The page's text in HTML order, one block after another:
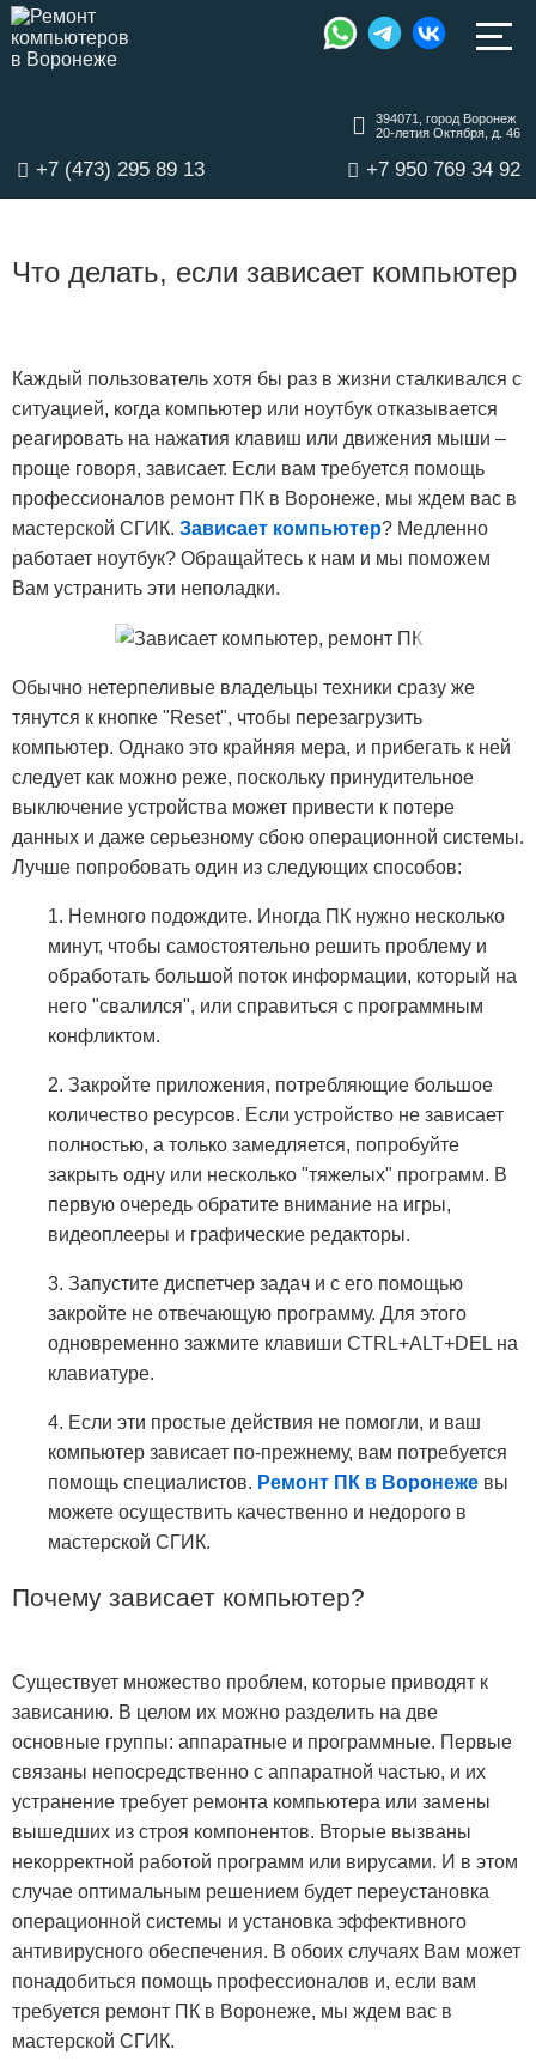
394071, город Воронеж
20-летия Октября, д. 46
+7 (473) 295 89 13 +7 950 769 34 92
Что делать, если зависает компьютер
Каждый пользователь хотя бы раз в жизни сталкивался с
ситуацией, когда компьютер или ноутбук отказывается
реагировать на нажатия клавиш или движения мыши –
проще говоря, зависает. Если вам требуется помощь
профессионалов ремонт ПК в Воронеже, мы ждем вас в
мастерской СГИК. Зависает компьютер? Медленно
работает ноутбук? Обращайтесь к нам и мы поможем
Вам устранить эти неполадки.
Обычно нетерпеливые владельцы техники сразу же
тянутся к кнопке "Reset", чтобы перезагрузить
компьютер. Однако это крайняя мера, и прибегать к ней
следует как можно реже, поскольку принудительное
выключение устройства может привести к потере
данных и даже серьезному сбою операционной системы.
Лучше попробовать один из следующих способов:
1. Немного подождите. Иногда ПК нужно несколько
минут, чтобы самостоятельно решить проблему и
обработать большой поток информации, который на
него "свалился", или справиться с программным
конфликтом.
2. Закройте приложения, потребляющие большое
количество ресурсов. Если устройство не зависает
полностью, а только замедляется, попробуйте
закрыть одну или несколько "тяжелых" программ. В
первую очередь обратите внимание на игры,
видеоплееры и графические редакторы.
3. Запустите диспетчер задач и с его помощью
закройте не отвечающую программу. Для этого
одновременно зажмите клавиши CTRL+ALT+DEL на
клавиатуре.
4. Если эти простые действия не помогли, и ваш
компьютер зависает по-прежнему, вам потребуется
помощь специалистов. Ремонт ПК в Воронеже вы
можете осуществить качественно и недорого в
мастерской СГИК.
Почему зависает компьютер?
Существует множество проблем, которые приводят к
зависанию. В целом их можно разделить на две
основные группы: аппаратные и программные. Первые
связаны непосредственно с аппаратной частью, и их
устранение требует ремонта компьютера или замены
вышедших из строя компонентов. Вторые вызваны
некорректной работой программ или вирусами. И в этом
случае оптимальным решением будет переустановка
операционной системы и установка эффективного
антивирусного обеспечения. В обоих случаях Вам может
понадобиться помощь профессионалов и, если вам
требуется ремонт ПК в Воронеже, мы ждем вас в
мастерской СГИК.